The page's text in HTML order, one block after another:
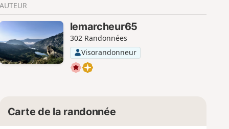
r
AUTEUR
lemarcheur65
302 Randonnées
Visorandonneur
Carte de la randonnée